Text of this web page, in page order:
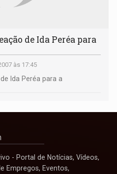
de Ida Peréa para
às 17:45
Ida Peréa para a
- Portal de Notícias, Vídeos,
Empregos, Eventos,